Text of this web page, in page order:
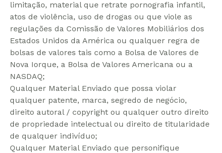
limitação, material que retrate pornografia infantil,
atos de violência, uso de drogas ou que viole as
regulações da Comissão de Valores Mobiliários dos
Estados Unidos da América ou qualquer regra de
bolsas de valores tais como a Bolsa de Valores de
Nova Iorque, a Bolsa de Valores Americana ou a
NASDAQ;
Qualquer Material Enviado que possa violar
qualquer patente, marca, segredo de negócio,
direito autoral / copyright ou qualquer outro direito
de propriedade intelectual ou direito de titularidade
de qualquer indivíduo;
Qualquer Material Enviado que personifique